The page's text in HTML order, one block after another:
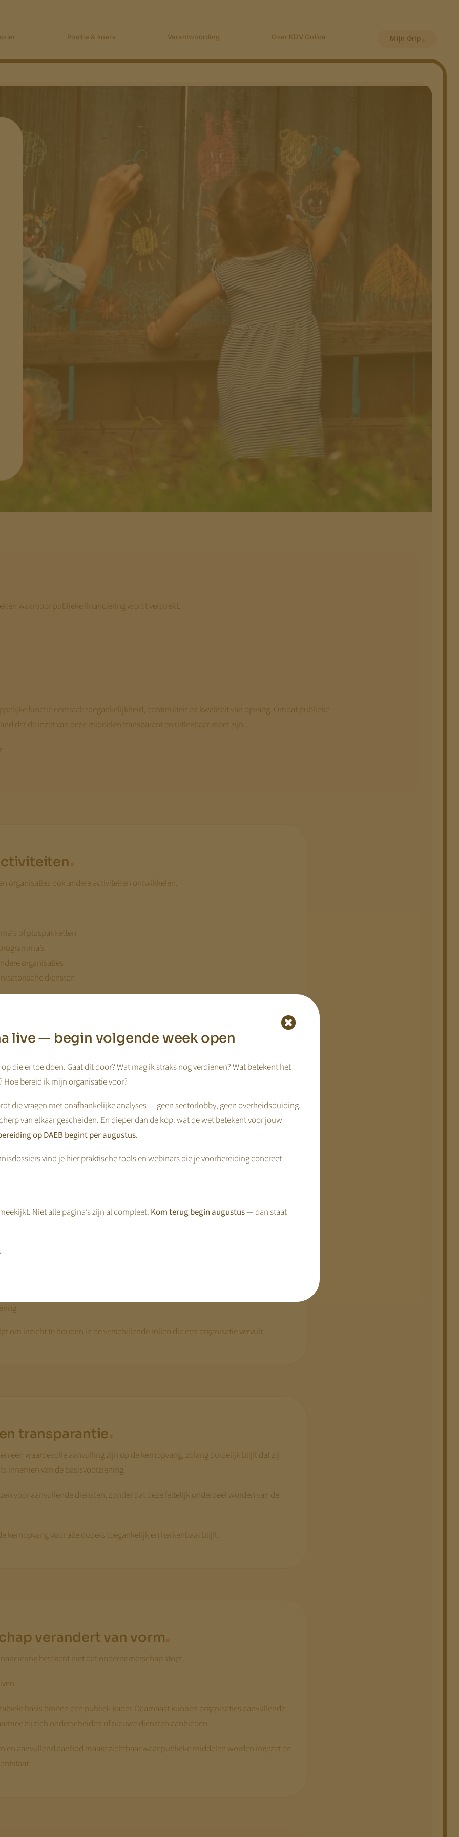
Positie & koers Verantwoording Over KDV Online Mijn Grip
waarvoor publieke financiering wordt verstrekt.
functie centraal: toegankelijkheid, continuïteit en kwaliteit van opvang. Omdat publieke
dat de inzet van deze middelen transparant en uitlegbaar moet zijn.
.
organisaties ook andere activiteiten ontwikkelen.
of pluspakketten
organisaties
diensten
onder dezelfde publieke opdracht als de kernopvang.
karakter kunnen hebben, met een eigen prijsstelling en ondernemingslogica.
Gebruik de Tarieventool
duidelijke scheiding
soorten activiteiten combineren, kan het belangrijk worden om duidelijk te
zijn van de kernopvang en welke niet.
zijn voor:
om inzicht te houden in de verschillende rollen die een organisatie vervult.
transparantie.
een waardevolle aanvulling zijn op de kernopvang, zolang duidelijk blijft dat zij
innemen van de basisvoorziening.
voor aanvullende diensten, zonder dat deze feitelijk onderdeel worden van de
kernopvang voor alle ouders toegankelijk en herkenbaar blijft.
verandert van vorm.
betekent niet dat ondernemerschap stopt.
basis binnen een publiek kader. Daarnaast kunnen organisaties aanvullende
zij zich onderscheiden of nieuwe diensten aanbieden.
en aanvullend aanbod maakt zichtbaar waar publieke middelen worden ingezet en
live — begin volgende week open
op die er toe doen. Gaat dit door? Wat mag ik straks nog verdienen? Wat betekent het
bereid ik mijn organisatie voor?
die vragen met onafhankelijke analyses — geen sectorlobby, geen overheidsduiding.
van elkaar gescheiden. En dieper dan de kop: wat de wet betekent voor jouw
op DAEB begint per augustus.
vind je hier praktische tools en webinars die je voorbereiding concreet
Niet alle pagina’s zijn al compleet. Kom terug begin augustus— dan staat